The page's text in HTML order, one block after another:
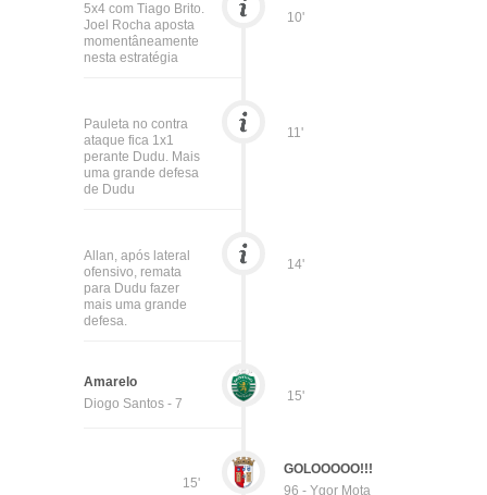
10'
5x4 com Tiago Brito.
Joel Rocha aposta
momentâneamente
nesta estratégia
11'
Pauleta no contra
ataque fica 1x1
perante Dudu. Mais
uma grande defesa
de Dudu
14'
Allan, após lateral
ofensivo, remata
para Dudu fazer
mais uma grande
defesa.
15'
Amarelo
Diogo Santos - 7
15'
GOLOOOOO!!!
96 - Ygor Mota